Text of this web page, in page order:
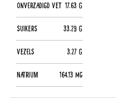
Onverzadigd vet 17.63 g
Suikers 33.29 g
Vezels 3.27 g
Natrium 164.13 mg